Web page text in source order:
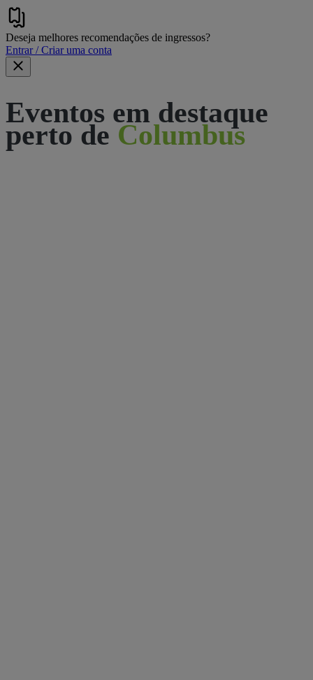
Deseja melhores recomendações de ingressos?
Entrar / Criar uma conta
Eventos em destaque
perto de Columbus